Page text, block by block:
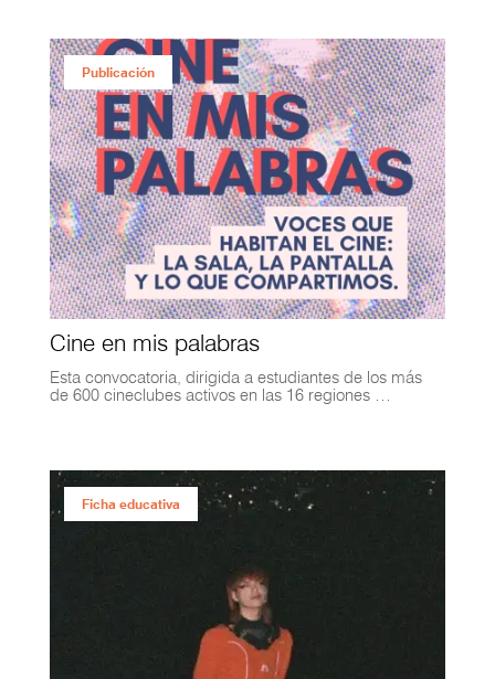
Publicación
Cine en mis palabras
Esta convocatoria, dirigida a estudiantes de los más
de 600 cineclubes activos en las 16 regiones …
Ficha educativa